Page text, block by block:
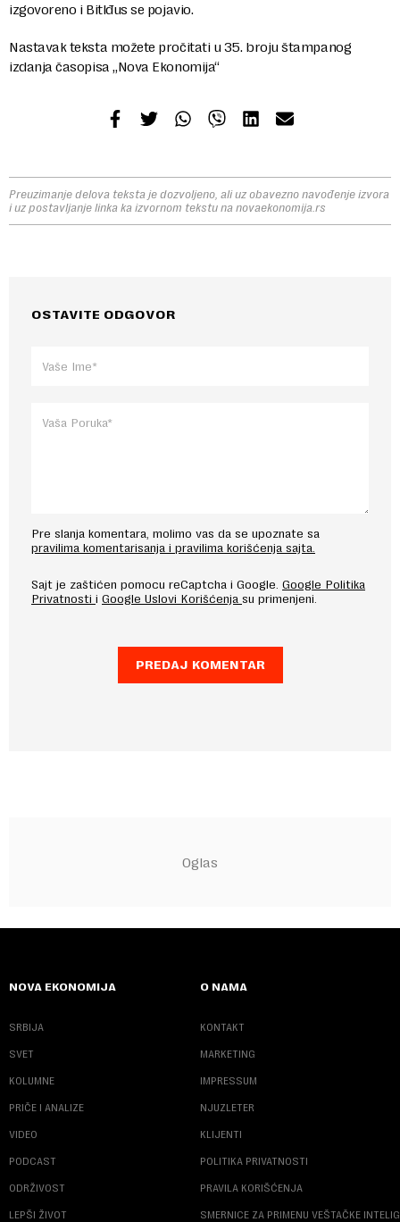
izgovoreno i Bitlđus se pojavio.
Nastavak teksta možete pročitati u 35. broju štampanog
izdanja časopisa „Nova Ekonomija“
Preuzimanje delova teksta je dozvoljeno, ali uz obavezno navođenje izvora
i uz postavljanje linka ka izvornom tekstu na novaekonomija.rs
OSTAVITE ODGOVOR
Pre slanja komentara, molimo vas da se upoznate sa
pravilima komentarisanja i pravilima korišćenja sajta.
Sajt je zaštićen pomocu reCaptcha i Google. Google Politika
Privatnosti i Google Uslovi Korišćenja su primenjeni.
NOVA EKONOMIJA
SRBIJA
SVET
KOLUMNE
PRIČE I ANALIZE
VIDEO
PODCAST
ODRŽIVOST
LEPŠI ŽIVOT
O NAMA
KONTAKT
MARKETING
IMPRESSUM
NJUZLETER
KLIJENTI
POLITIKA PRIVATNOSTI
PRAVILA KORIŠĆENJA
SMERNICE ZA PRIMENU VEŠTAČKE